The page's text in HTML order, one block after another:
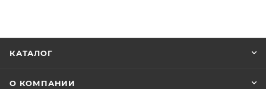
КАТАЛОГ
О КОМПАНИИ